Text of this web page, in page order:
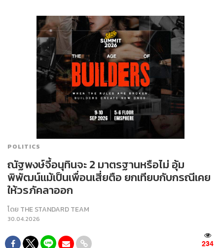
POLITICS
ณัฐพงษ์จี้อนุทินจะ 2 มาตรฐานหรือไม่ อุ้ม
พิพัฒน์แม้เป็นเพื่อนเสี่ยตือ ยกเทียบกับกรณีเคย
ให้วรภัคลาออก
โดย THE STANDARD TEAM
30.04.2026
234